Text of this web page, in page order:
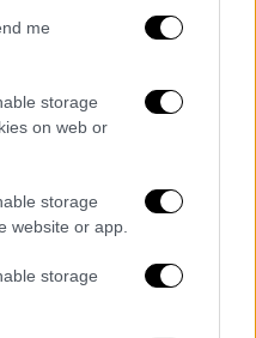
me
storage
on web or
storage
website or app.
storage
αρχέςέχουν
προκειμένου να
οι παράμετροι
οποίες έλαβε χώρα
ο 58χρονος